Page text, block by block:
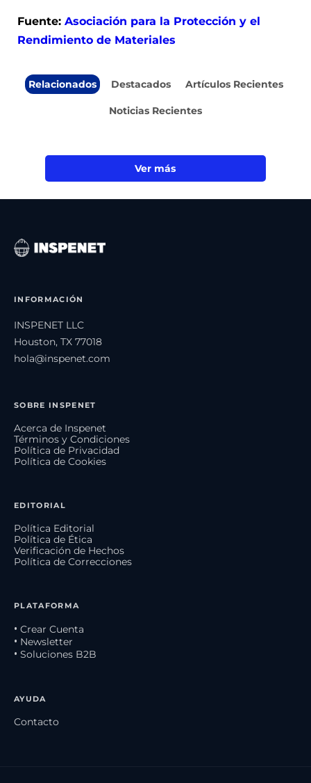
Fuente: Asociación para la Protección y el
Rendimiento de Materiales
Relacionados Destacados Artículos Recientes
Noticias Recientes
Ver más
INFORMACIÓN
INSPENET LLC
Houston, TX 77018
hola@inspenet.com
SOBRE INSPENET
Acerca de Inspenet
Términos y Condiciones
Política de Privacidad
Política de Cookies
EDITORIAL
Política Editorial
Política de Ética
Verificación de Hechos
Política de Correcciones
PLATAFORMA
• Crear Cuenta
• Newsletter
• Soluciones B2B
AYUDA
Contacto